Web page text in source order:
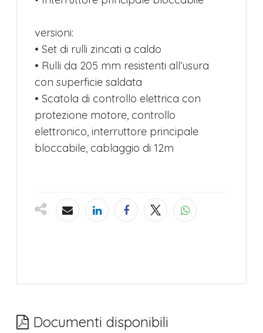
versioni:
• Set di rulli zincati a caldo
• Rulli da 205 mm resistenti all’usura
con superficie saldata
• Scatola di controllo elettrica con
protezione motore, controllo
elettronico, interruttore principale
bloccabile, cablaggio di 12m
Documenti disponibili